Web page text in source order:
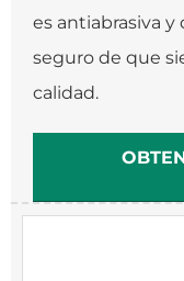
es antiabrasiva
seguro de que
calidad.